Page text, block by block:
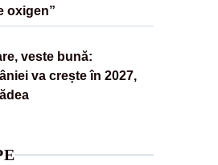
oxigen”
veste bună:
va crește în 2027,